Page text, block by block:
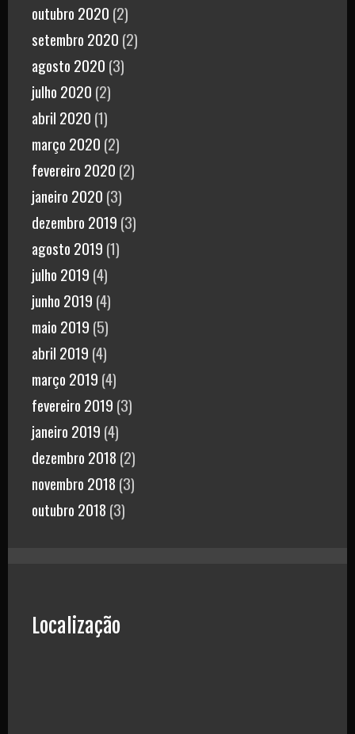
outubro 2020 (2)
setembro 2020 (2)
agosto 2020 (3)
julho 2020 (2)
abril 2020 (1)
março 2020 (2)
fevereiro 2020 (2)
janeiro 2020 (3)
dezembro 2019 (3)
agosto 2019 (1)
julho 2019 (4)
junho 2019 (4)
maio 2019 (5)
abril 2019 (4)
março 2019 (4)
fevereiro 2019 (3)
janeiro 2019 (4)
dezembro 2018 (2)
novembro 2018 (3)
outubro 2018 (3)
Localização